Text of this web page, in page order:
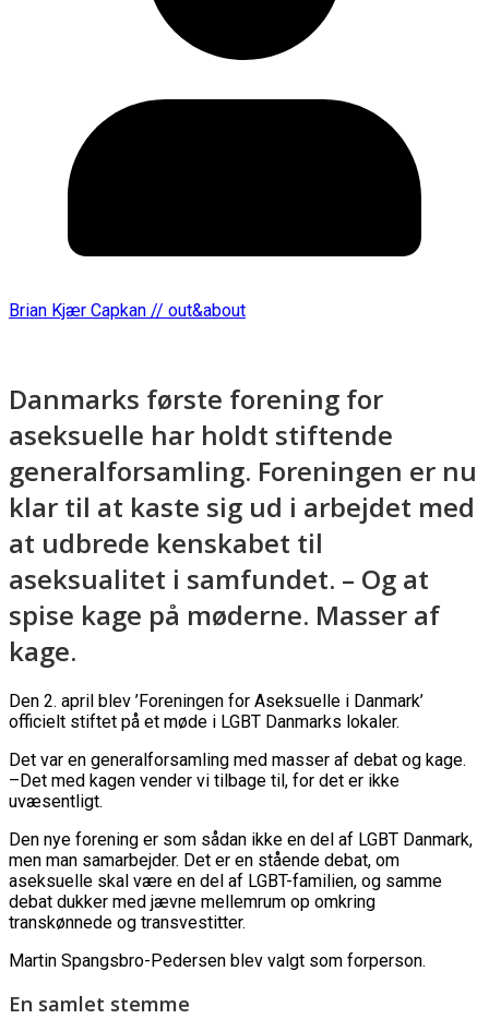
Brian Kjær Capkan // out&about
Danmarks første forening for
aseksuelle har holdt stiftende
generalforsamling. Foreningen er nu
klar til at kaste sig ud i arbejdet med
at udbrede kenskabet til
aseksualitet i samfundet. – Og at
spise kage på møderne. Masser af
kage.
Den 2. april blev ’Foreningen for Aseksuelle i Danmark’
officielt stiftet på et møde i LGBT Danmarks lokaler.
Det var en generalforsamling med masser af debat og kage.
–Det med kagen vender vi tilbage til, for det er ikke
uvæsentligt.
Den nye forening er som sådan ikke en del af LGBT Danmark,
men man samarbejder. Det er en stående debat, om
aseksuelle skal være en del af LGBT-familien, og samme
debat dukker med jævne mellemrum op omkring
transkønnede og transvestitter.
Martin Spangsbro-Pedersen blev valgt som forperson.
En samlet stemme